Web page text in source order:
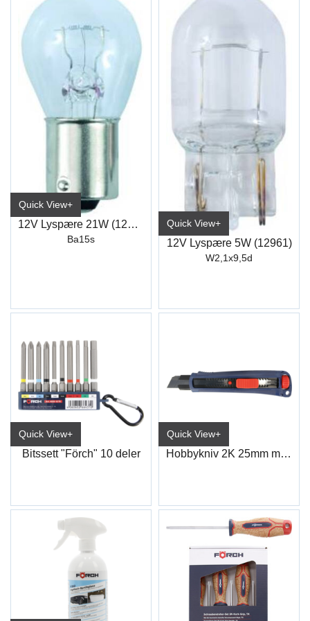
Quick View+
12V Lyspære 21W (12498)
Ba15s
Quick View+
12V Lyspære 5W (12961)
W2,1x9,5d
Quick View+
Bitssett "Förch" 10 deler
Quick View+
Hobbykniv 2K 25mm m/strammehjul